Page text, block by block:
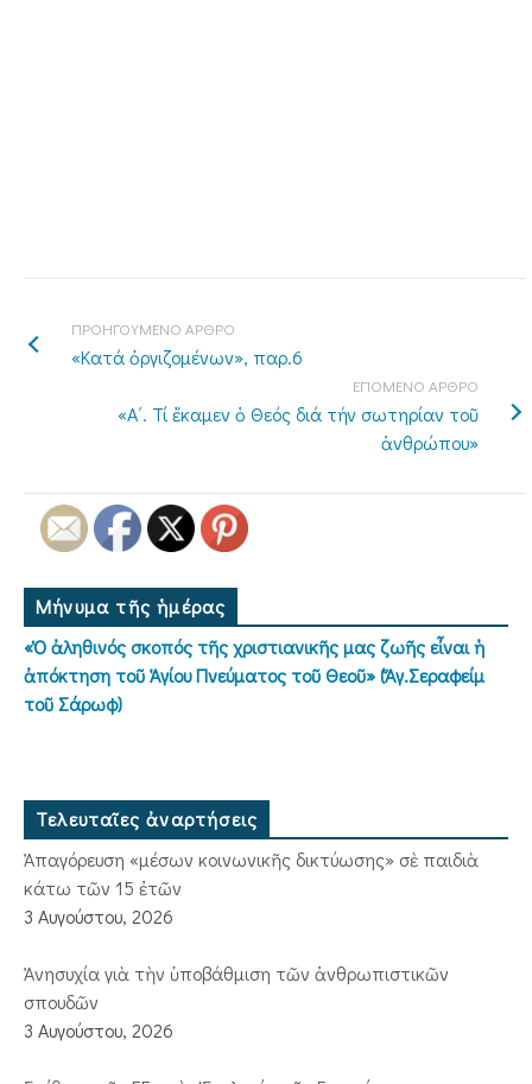
ΠΡΟΗΓΟΥΜΕΝΟ ΑΡΘΡΟ
«Κατά ὀργιζομένων», παρ.6
ΕΠΟΜΕΝΟ ΑΡΘΡΟ
«Α΄. Τί ἔκαμεν ὁ Θεός διά τήν σωτηρίαν τοῦ
ἀνθρώπου»
Μήνυμα τῆς ἡμέρας
«Ὁ ἀληθινός σκοπός τῆς χριστιανικῆς μας ζωῆς εἶναι ἡ
ἀπόκτηση τοῦ Ἁγίου Πνεύματος τοῦ Θεοῦ» (Ἅγ.Σεραφείμ
τοῦ Σάρωφ)
Τελευταῖες ἀναρτήσεις
Ἀπαγόρευση «μέσων κοινωνικῆς δικτύωσης» σὲ παιδιὰ
κάτω τῶν 15 ἐτῶν
3 Αυγούστου, 2026
Ἀνησυχία γιὰ τὴν ὑποβάθμιση τῶν ἀνθρωπιστικῶν
σπουδῶν
3 Αυγούστου, 2026